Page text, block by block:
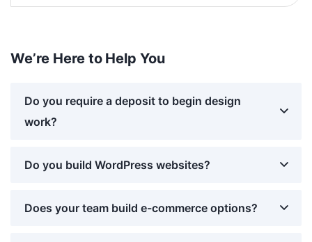
We’re Here to Help You
Do you require a deposit to begin design
work?
Do you build WordPress websites?
Does your team build e-commerce options?